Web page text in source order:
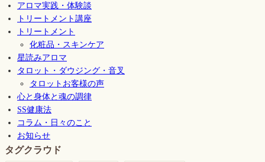
アロマ実践・体験談
トリートメント講座
トリートメント
化粧品・スキンケア
星読みアロマ
タロット・ダウジング・音叉
タロットお客様の声
心と身体と魂の調律
SS健康法
コラム・日々のこと
お知らせ
タグクラウド